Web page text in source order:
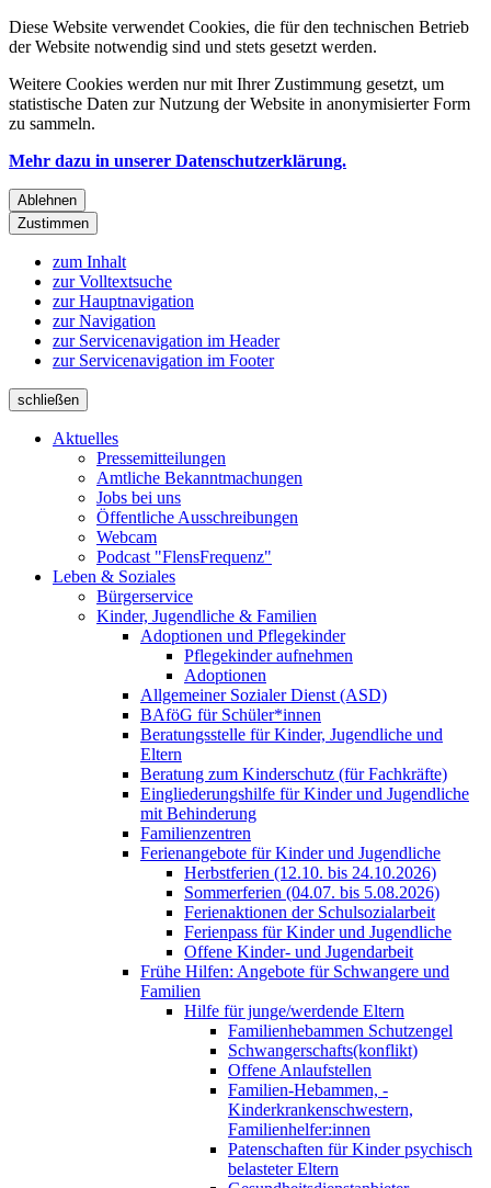
Diese Website verwendet Cookies, die für den technischen Betrieb
der Website notwendig sind und stets gesetzt werden.
Weitere Cookies werden nur mit Ihrer Zustimmung gesetzt, um
statistische Daten zur Nutzung der Website in anonymisierter Form
zu sammeln.
Mehr dazu in unserer Datenschutzerklärung.
Ablehnen
Zustimmen
zum Inhalt
zur Volltextsuche
zur Hauptnavigation
zur Navigation
zur Servicenavigation im Header
zur Servicenavigation im Footer
schließen
Aktuelles
Pressemitteilungen
Amtliche Bekanntmachungen
Jobs bei uns
Öffentliche Ausschreibungen
Webcam
Podcast "FlensFrequenz"
Leben & Soziales
Bürgerservice
Kinder, Jugendliche & Familien
Adoptionen und Pflegekinder
Pflegekinder aufnehmen
Adoptionen
Allgemeiner Sozialer Dienst (ASD)
BAföG für Schüler*innen
Beratungsstelle für Kinder, Jugendliche und
Eltern
Beratung zum Kinderschutz (für Fachkräfte)
Eingliederungshilfe für Kinder und Jugendliche
mit Behinderung
Familienzentren
Ferienangebote für Kinder und Jugendliche
Herbstferien (12.10. bis 24.10.2026)
Sommerferien (04.07. bis 5.08.2026)
Ferienaktionen der Schulsozialarbeit
Ferienpass für Kinder und Jugendliche
Offene Kinder- und Jugendarbeit
Frühe Hilfen: Angebote für Schwangere und
Familien
Hilfe für junge/werdende Eltern
Familienhebammen Schutzengel
Schwangerschafts(konflikt)
Offene Anlaufstellen
Familien-Hebammen, -
Kinderkrankenschwestern,
Familienhelfer:innen
Patenschaften für Kinder psychisch
belasteter Eltern